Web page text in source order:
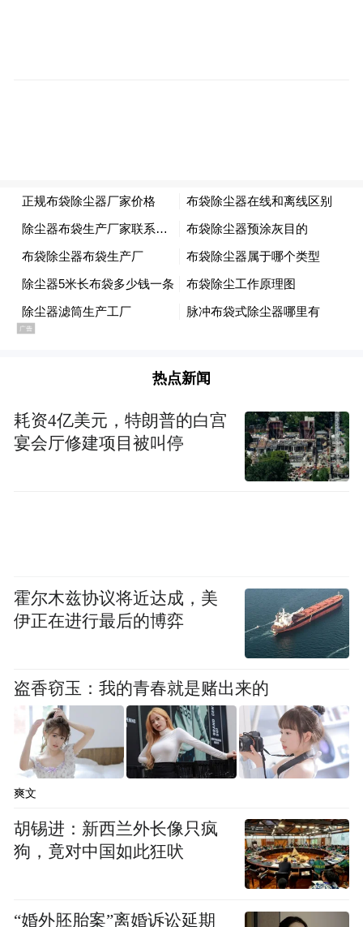
这是6月3日在中国大熊猫保护研究中心卧龙
神树坪基地拍摄的大熊猫“元宵”。新华社记
者 段卓力 摄
6月3日，在中国大熊猫保护研究中心卧龙神
树坪基地，大熊猫“家美”和幼崽“青思”玩
耍。新华社记者 段卓力 摄
热点新闻
耗资4亿美元，特朗普的白宫
宴会厅修建项目被叫停
霍尔木兹协议将近达成，美
伊正在进行最后的博弈
盗香窃玉：我的青春就是赌出来的
爽文
胡锡进：新西兰外长像只疯
狗，竟对中国如此狂吠
“婚外胚胎案”离婚诉讼延期